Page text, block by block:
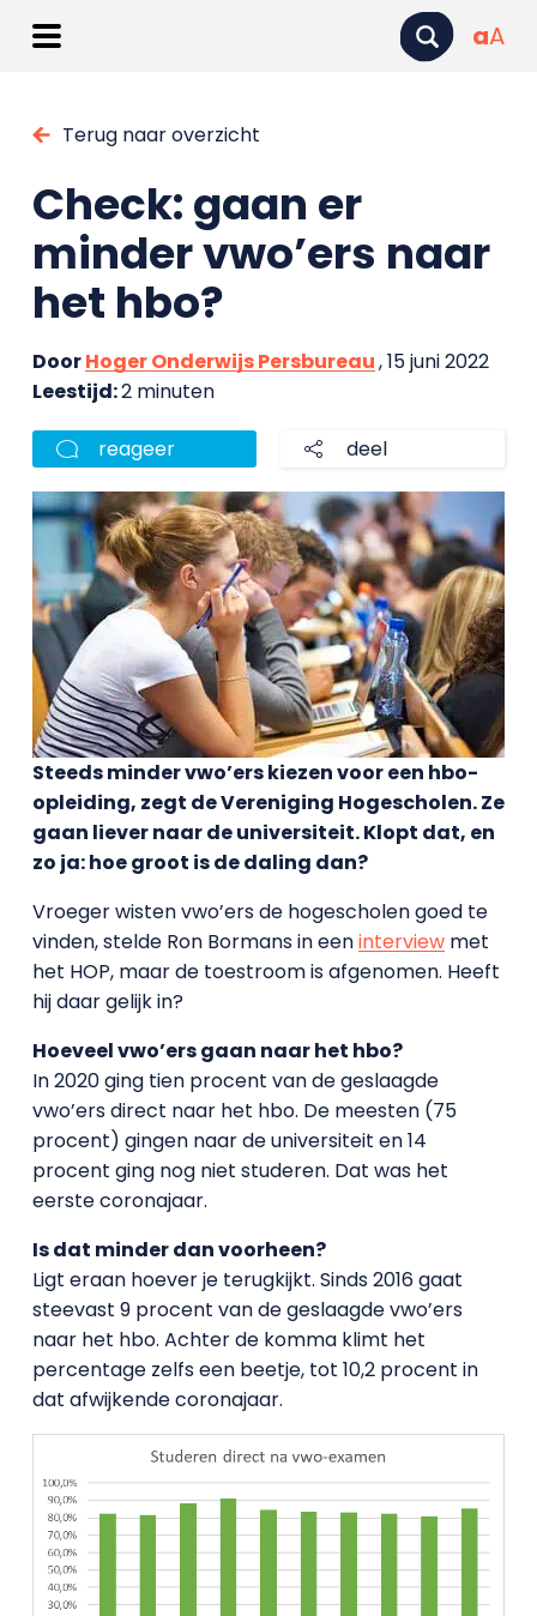
aA
Terug naar overzicht
Check: gaan er
minder vwo’ers naar
het hbo?
DoorHoger Onderwijs Persbureau, 15 juni 2022
Leestijd:2 minuten
reageer deel
Steeds minder vwo’ers kiezen voor een hbo-
opleiding, zegt de Vereniging Hogescholen. Ze
gaan liever naar de universiteit. Klopt dat, en
zo ja: hoe groot is de daling dan?
Vroeger wisten vwo’ers de hogescholen goed te
vinden, stelde Ron Bormans in eeninterviewmet
het HOP, maar de toestroom is afgenomen. Heeft
hij daar gelijk in?
Hoeveel vwo’ers gaan naar het hbo?
In 2020 ging tien procent van de geslaagde
vwo’ers direct naar het hbo. De meesten (75
procent) gingen naar de universiteit en 14
procent ging nog niet studeren. Dat was het
eerste coronajaar.
Is dat minder dan voorheen?
Ligt eraan hoever je terugkijkt. Sinds 2016 gaat
steevast 9 procent van de geslaagde vwo’ers
naar het hbo. Achter de komma klimt het
percentage zelfs een beetje, tot 10,2 procent in
dat afwijkende coronajaar.